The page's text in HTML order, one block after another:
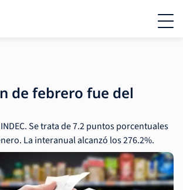
de febrero fue del
Se trata de 7.2 puntos porcentuales
La interanual alcanzó los 276.2%.